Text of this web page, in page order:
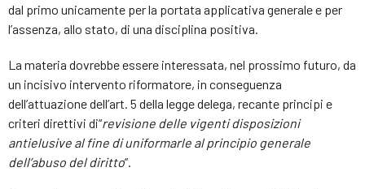
dal primo unicamente per la portata applicativa generale e per
l’assenza, allo stato, di una disciplina positiva.
La materia dovrebbe essere interessata, nel prossimo futuro, da
un incisivo intervento riformatore, in conseguenza
dell’attuazione dell’art. 5 della legge delega, recante principi e
criteri direttivi di“revisione delle vigenti disposizioni
antielusive al fine di uniformarle al principio generale
dell’abuso del diritto”.